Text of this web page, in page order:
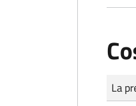
Tipo
La